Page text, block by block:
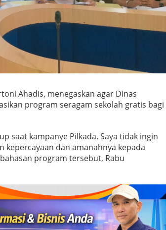
Ahadis, menegaskan agar Dinas
program seragam sekolah gratis bagi
saat kampanye Pilkada. Saya tidak ingin
kepercayaan dan amanahnya kepada
program tersebut, Rabu